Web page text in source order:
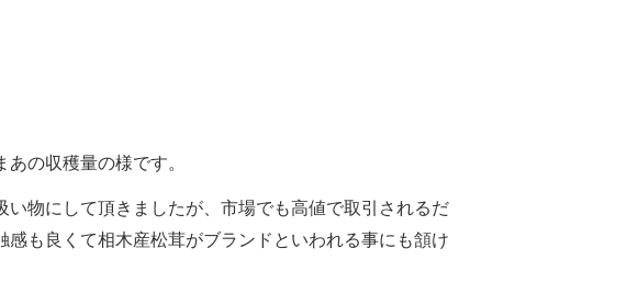
の収穫量の様です。
い物にして頂きましたが、市場でも高値で取引されるだ
感も良くて相木産松茸がブランドといわれる事にも頷け